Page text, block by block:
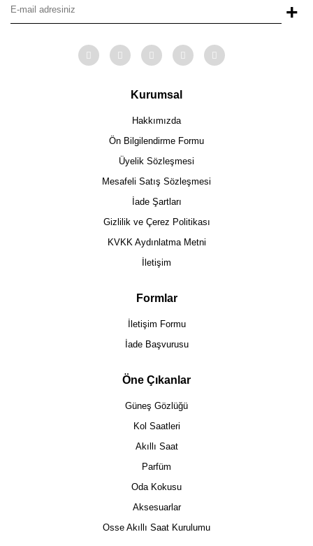
+
Kurumsal
Hakkımızda
Ön Bilgilendirme Formu
Üyelik Sözleşmesi
Mesafeli Satış Sözleşmesi
İade Şartları
Gizlilik ve Çerez Politikası
KVKK Aydınlatma Metni
İletişim
Formlar
İletişim Formu
İade Başvurusu
Öne Çıkanlar
Güneş Gözlüğü
Kol Saatleri
Akıllı Saat
Parfüm
Oda Kokusu
Aksesuarlar
Osse Akıllı Saat Kurulumu